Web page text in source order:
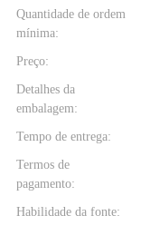
Quantidade de ordem
mínima:
Preço:
Detalhes da
embalagem:
Tempo de entrega:
Termos de
pagamento:
Habilidade da fonte: